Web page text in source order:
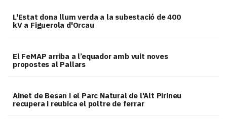
L'Estat dona llum verda a la subestació de 400
kV a Figuerola d'Orcau
El FeMAP arriba a l’equador amb vuit noves
propostes al Pallars
Ainet de Besan i el Parc Natural de l'Alt Pirineu
recupera i reubica el poltre de ferrar